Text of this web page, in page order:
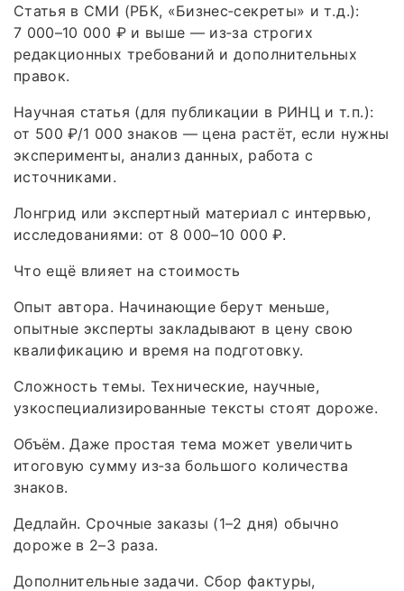
Статья в СМИ (РБК, «Бизнес‑секреты» и т. д.):
7 000–10 000 ₽ и выше — из‑за строгих
редакционных требований и дополнительных
правок.
Научная статья (для публикации в РИНЦ и т. п.):
от 500 ₽/1 000 знаков — цена растёт, если нужны
эксперименты, анализ данных, работа с
источниками.
Лонгрид или экспертный материал с интервью,
исследованиями: от 8 000–10 000 ₽.
Что ещё влияет на стоимость
Опыт автора. Начинающие берут меньше,
опытные эксперты закладывают в цену свою
квалификацию и время на подготовку.
Сложность темы. Технические, научные,
узкоспециализированные тексты стоят дороже.
Объём. Даже простая тема может увеличить
итоговую сумму из‑за большого количества
знаков.
Дедлайн. Срочные заказы (1–2 дня) обычно
дороже в 2–3 раза.
Дополнительные задачи. Сбор фактуры,